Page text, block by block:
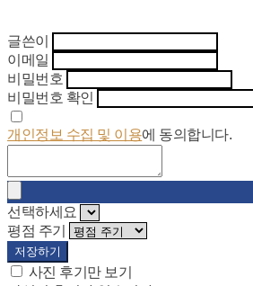
글쓴이
이메일
비밀번호
비밀번호 확인
개인정보 수집 및 이용에 동의합니다.
선택하세요
평점 주기
저장하기
사진 후기만 보기